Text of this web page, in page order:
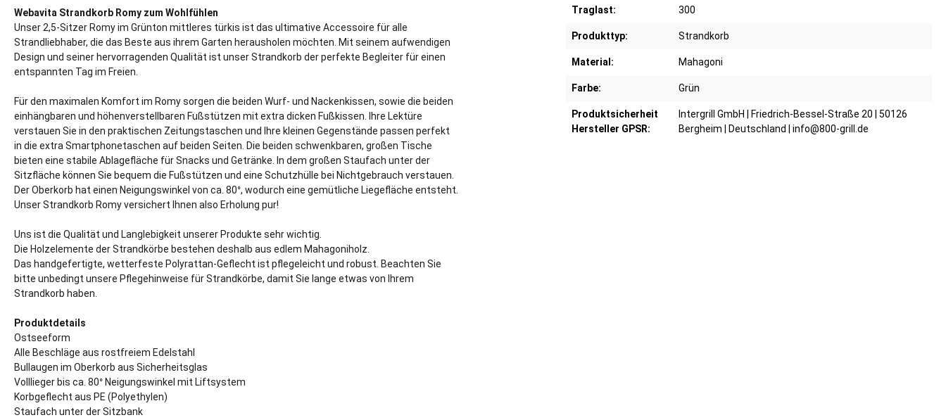
Webavita Strandkorb Romy zum Wohlfühlen
Unser 2,5-Sitzer Romy im Grünton mittleres türkis ist das ultimative Accessoire für alle
Strandliebhaber, die das Beste aus ihrem Garten herausholen möchten. Mit seinem aufwendigen
Design und seiner hervorragenden Qualität ist unser Strandkorb der perfekte Begleiter für einen
entspannten Tag im Freien.
Für den maximalen Komfort im Romy sorgen die beiden Wurf- und Nackenkissen, sowie die beiden
einhängbaren und höhenverstellbaren Fußstützen mit extra dicken Fußkissen. Ihre Lektüre
verstauen Sie in den praktischen Zeitungstaschen und Ihre kleinen Gegenstände passen perfekt
in die extra Smartphonetaschen auf beiden Seiten. Die beiden schwenkbaren, großen Tische
bieten eine stabile Ablagefläche für Snacks und Getränke. In dem großen Staufach unter der
Sitzfläche können Sie bequem die Fußstützen und eine Schutzhülle bei Nichtgebrauch verstauen.
Der Oberkorb hat einen Neigungswinkel von ca. 80°, wodurch eine gemütliche Liegefläche entsteht.
Unser Strandkorb Romy versichert Ihnen also Erholung pur!
Uns ist die Qualität und Langlebigkeit unserer Produkte sehr wichtig.
Die Holzelemente der Strandkörbe bestehen deshalb aus edlem Mahagoniholz.
Das handgefertigte, wetterfeste Polyrattan-Geflecht ist pflegeleicht und robust. Beachten Sie
bitte unbedingt unsere Pflegehinweise für Strandkörbe, damit Sie lange etwas von Ihrem
Strandkorb haben.
Produktdetails
Ostseeform
Alle Beschläge aus rostfreiem Edelstahl
Bullaugen im Oberkorb aus Sicherheitsglas
Volllieger bis ca. 80° Neigungswinkel mit Liftsystem
Korbgeflecht aus PE (Polyethylen)
Staufach unter der Sitzbank
Traglast: 300
Produkttyp: Strandkorb
Material: Mahagoni
Farbe: Grün
Produktsicherheit
Hersteller GPSR:
Intergrill GmbH | Friedrich-Bessel-Straße 20 | 50126
Bergheim | Deutschland | info@800-grill.de